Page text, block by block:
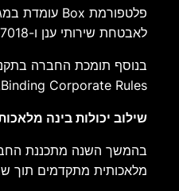
לאבטחת שירותי ענן ו-ISO 27018 להגנת מידע אישי המאוחסן בענן.
Binding Corporate Rules, בתקן C5 ובתקנים אזוריים נוספים המאפשרים ללקוחות לעמוד בדרישות רגולציה מגוונות.
שילוב יכולות בינה
מלאכותית מתקדמים תוך